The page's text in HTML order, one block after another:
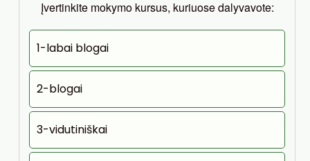
Įvertinkite mokymo kursus, kuriuose dalyvavote:
1-labai blogai
2-blogai
3-vidutiniškai